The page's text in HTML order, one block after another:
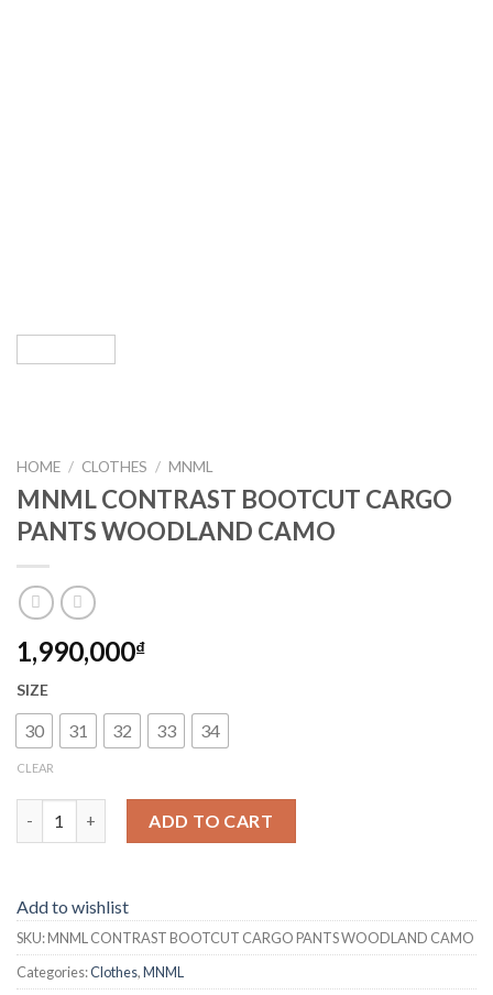
HOME / CLOTHES / MNML
MNML CONTRAST BOOTCUT CARGO
PANTS WOODLAND CAMO
1,990,000₫
SIZE
30 31 32 33 34
CLEAR
ADD TO CART
Add to wishlist
SKU:MNML CONTRAST BOOTCUT CARGO PANTS WOODLAND CAMO
Categories:Clothes,MNML